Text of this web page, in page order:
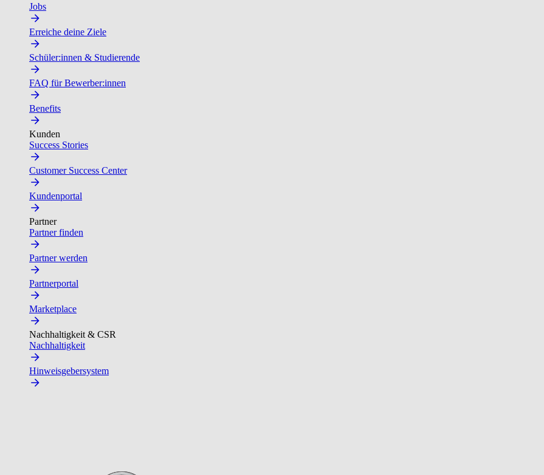
Jobs
Erreiche deine Ziele
Schüler:innen & Studierende
FAQ für Bewerber:innen
Benefits
Kunden
Success Stories
Customer Success Center
Kundenportal
Partner
Partner finden
Partner werden
Partnerportal
Marketplace
Nachhaltigkeit & CSR
Nachhaltigkeit
Hinweisgebersystem